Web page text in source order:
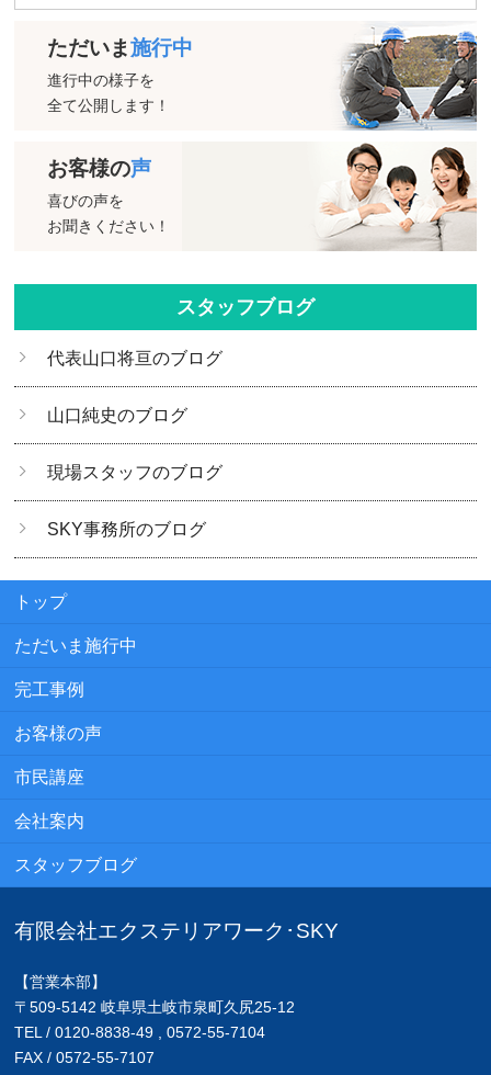
ただいま施行中
進行中の様子を
全て公開します！
お客様の声
喜びの声を
お聞きください！
スタッフブログ
代表山口将亘のブログ
山口純史のブログ
現場スタッフのブログ
SKY事務所のブログ
トップ
ただいま施行中
完工事例
お客様の声
市民講座
会社案内
スタッフブログ
有限会社エクステリアワーク･SKY
【営業本部】
〒509-5142 岐阜県土岐市泉町久尻25-12
TEL / 0120-8838-49 , 0572-55-7104
FAX / 0572-55-7107